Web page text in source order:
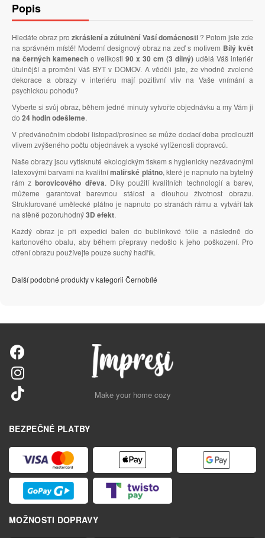
Popis
Hledáte obraz prozkrášlení a zútulnění Vaší domácnosti? Potom jste zde
na správném místě! Moderní designový obraz na zeď s motivem Bílý květ
na černých kamenech o velikosti 90 x 30 cm (3 dílný) udělá Váš interiér
útulnější a promění Váš BYT v DOMOV. A věděli jste, že vhodně zvolené
dekorace a obrazy v interiéru mají pozitivní vliv na Vaše vnímání a
psychickou pohodu?
Vyberte si svůj obraz, během jedné minuty vytvořte objednávku a my Vám ji
do 24 hodin odešleme.
V předvánočním období listopad/prosinec se může dodací doba prodloužit
vlivem zvýšeného počtu objednávek a vysoké vytíženosti dopravců.
Naše obrazy jsou vytisknuté ekologickým tiskem s hygienicky nezávadnými
latexovými barvami na kvalitnímalířské plátno, které je napnuto na bytelný
rám zborovicového dřeva. Díky použití kvalitních technologií a barev,
můžeme garantovat barevnou stálost a dlouhou životnost obrazu.
Strukturované umělecké plátno je napnuto po stranách rámu a vytváří tak
na stěně pozoruhodný3D efekt.
Každý obraz je při expedici balen do bublinkové fólie a následně do
kartonového obalu, aby během přepravy nedošlo k jeho poškození. Pro
otření obrazu používejte pouze suchý hadřík.
Další podobné produkty v kategorii Černobílé
Make your home cozy
BEZPEČNÉ PLATBY
MOŽNOSTI DOPRAVY